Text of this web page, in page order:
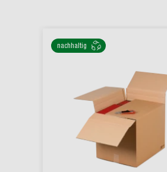
nachhaltig